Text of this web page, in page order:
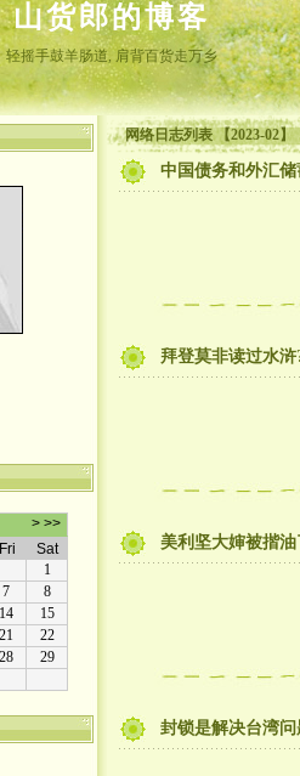
山货郎的博客
轻摇手鼓羊肠道, 肩背百货走万乡
网络日志列表 【2023-02】
中国债务和外汇
拜登莫非读过水
美利坚大婶被揩油
封锁是解决台湾